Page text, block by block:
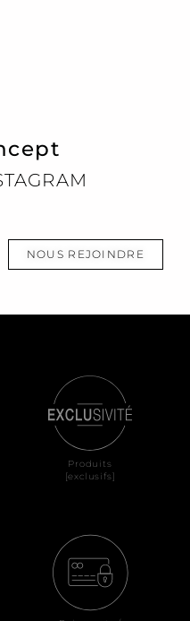
NOUS REJOINDRE
Produits
[exclusifs]